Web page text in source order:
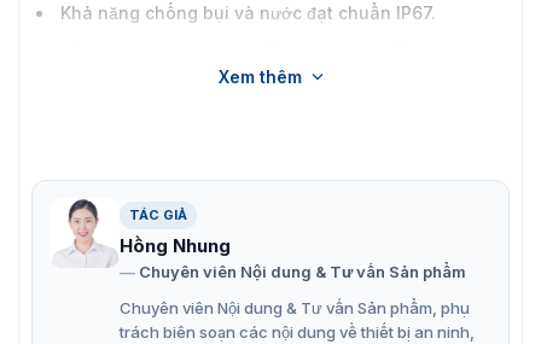
Khả năng chống bụi và nước đạt chuẩn IP67.
Công nghệ WDR (Wide Dynamic Range) với khả năng
chống chói lên tới 120 dB.
Tính năng nhận diện và phân loại đối tượng (người,
phương tiện) dựa trên công nghệ học sâu.
Xem thêm
TÁC GIẢ
Hồng Nhung
Chuyên viên Nội dung & Tư vấn Sản phẩm
Chuyên viên Nội dung & Tư vấn Sản phẩm, phụ
trách biên soạn các nội dung về thiết bị an ninh,